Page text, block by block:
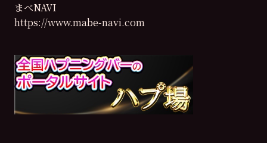
まべNAVI
https://www.mabe-navi.com